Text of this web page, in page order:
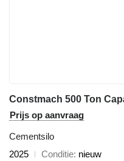
Constmach 500 Ton
Prijs op aanvraag
Cementsilo
2025
Conditie nieuw